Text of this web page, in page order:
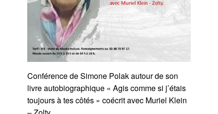
Conférence de Simone Polak autour de son
livre autobiographique « Agis comme si j’étais
toujours à tes côtés » coécrit avec Muriel Klein